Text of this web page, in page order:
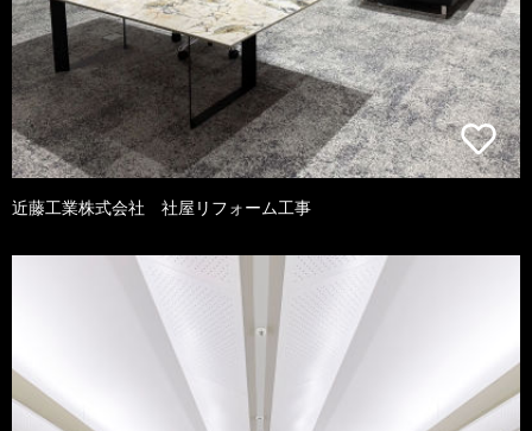
近藤工業株式会社 社屋リフォーム工事